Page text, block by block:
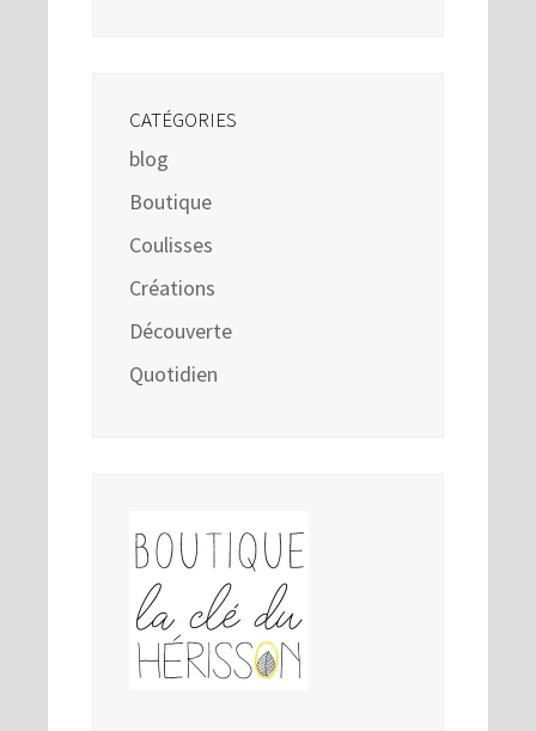
CATÉGORIES
blog
Boutique
Coulisses
Créations
Découverte
Quotidien